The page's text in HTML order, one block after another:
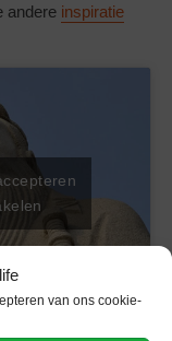
van ons cookie-
andere inspiratie